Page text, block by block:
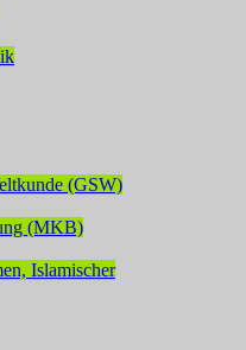
(GSW)
(MKB)
Islamischer